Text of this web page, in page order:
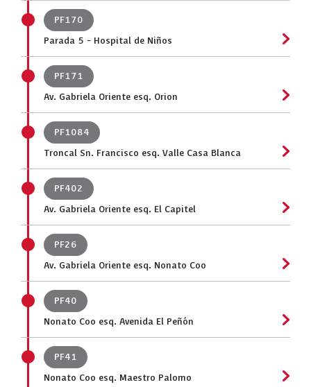
PF170
Parada 5 - Hospital de Niños
PF171
Av. Gabriela Oriente esq. Orion
PF1084
Troncal Sn. Francisco esq. Valle Casa Blanca
PF402
Av. Gabriela Oriente esq. El Capitel
PF26
Av. Gabriela Oriente esq. Nonato Coo
PF40
Nonato Coo esq. Avenida El Peñón
PF41
Nonato Coo esq. Maestro Palomo